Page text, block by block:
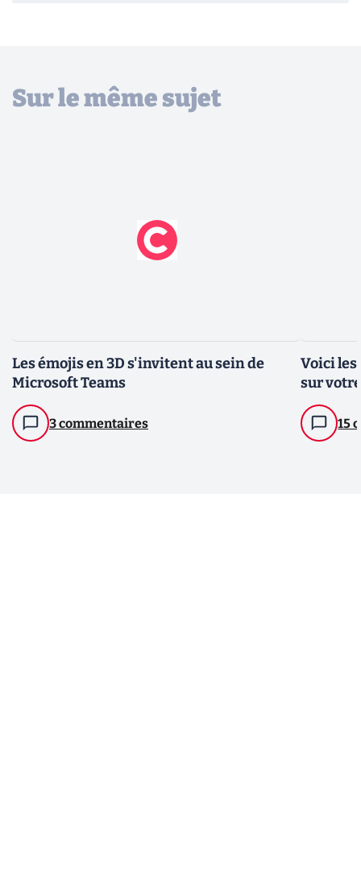
Sur le même sujet
Les émojis en 3D s'invitent au sein de
Microsoft Teams
3 commentaires
Voici
sur
15